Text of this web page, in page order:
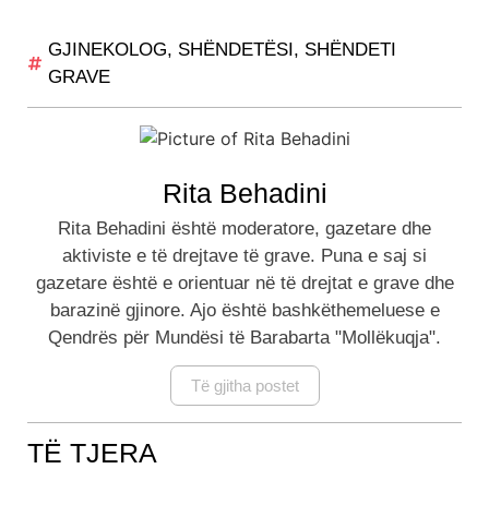
GJINEKOLOG, SHËNDETËSI , SHËNDETI
GRAVE
Rita Behadini
Rita Behadini është moderatore, gazetare dhe
aktiviste e të drejtave të grave. Puna e saj si
gazetare është e orientuar në të drejtat e grave dhe
barazinë gjinore. Ajo është bashkëthemeluese e
Qendrës për Mundësi të Barabarta "Mollëkuqja".
Të gjitha postet
TË TJERA